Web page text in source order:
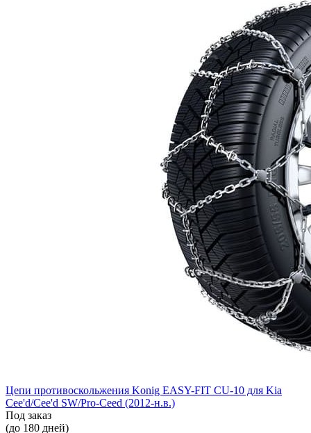
Цепи противоскольжения Konig EASY-FIT CU-10 для Kia
Cee'd/Cee'd SW/Pro-Ceed (2012-н.в.)
Под заказ
(до 180 дней)